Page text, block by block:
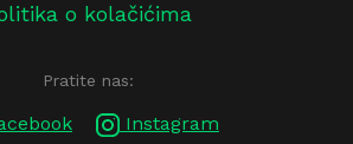
o kolačićima
Pratite nas:
Instagram